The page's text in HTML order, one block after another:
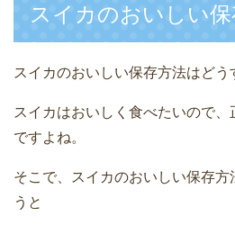
スイカのおいしい保
スイカのおいしい保存方法はどう
スイカはおいしく食べたいので
ですよね。
そこで、スイカのおいしい保存
うと